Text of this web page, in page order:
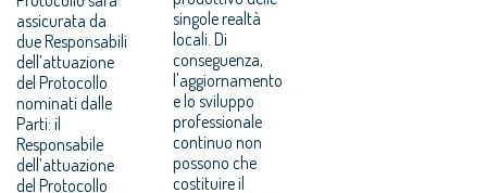
assicurata da
due Responsabili
dell’attuazione
del Protocollo
nominati dalle
Parti: il
Responsabile
dell’attuazione
del Protocollo
singole realtà
locali. Di
conseguenza,
l'aggiornamento
e lo sviluppo
professionale
continuo non
possono che
costituire il